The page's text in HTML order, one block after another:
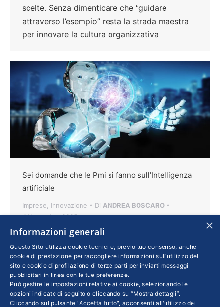
scelte. Senza dimenticare che “guidare
attraverso l’esempio” resta la strada maestra
per innovare la cultura organizzativa
Sei domande che le Pmi si fanno sull’Intelligenza
artificiale
Imprese Innovazione Di ANDREA BOSCARO
4 Novembre 2025
L’ingresso dell’IA nei processi aziendali offre
l’opportunità di fare di più, meglio e più
velocemente quello che si faceva prima. Al
tempo stesso occorre non perdere di vista
alcune questioni importanti, che abbiamo
voluto raccogliere in una sintetica panoramica.
×
Informazioni generali
Questo Sito utilizza cookie tecnici e, previo tuo consenso, anche
cookie di prestazione per raccogliere informazioni sull’utilizzo del
sito e cookie di profilazione di terze parti per inviarti messaggi
pubblicitari in linea con le tue preferenze.
Può gestire le impostazioni relative ai cookie, selezionando le
opzioni indicate di seguito o cliccando su “Mostra dettagli”.
Cliccando sul pulsante "Accetta tutto", acconsenti all'utilizzo dei